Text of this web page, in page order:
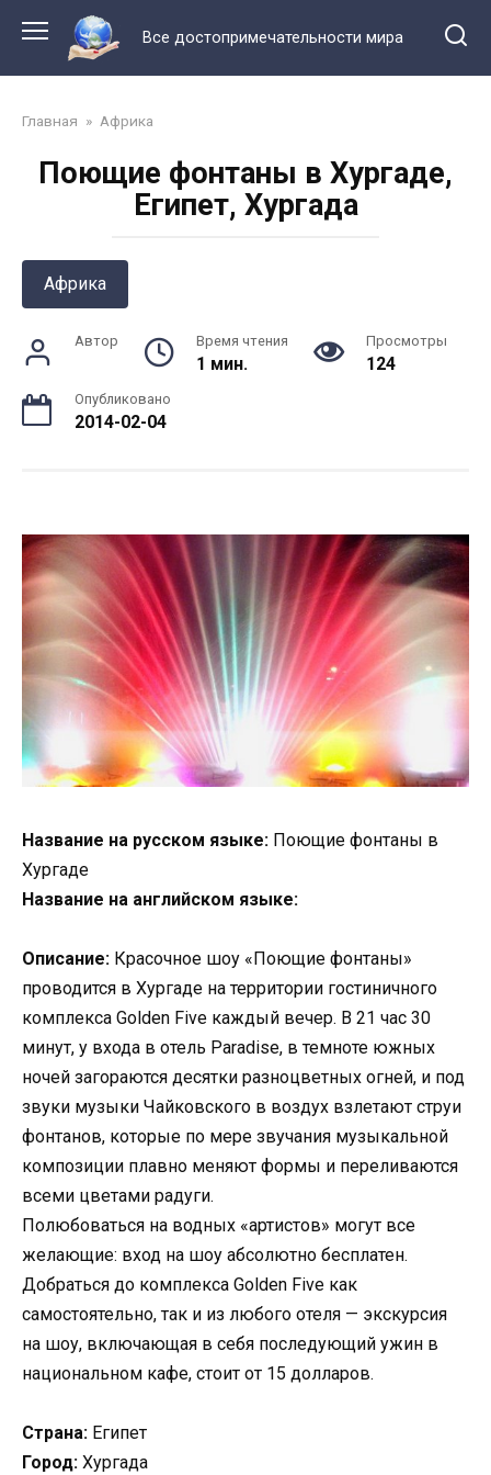
контенту
Все достопримечательности мира
Главная » Африка
Поющие фонтаны в Хургаде,
Египет, Хургада
Африка
Автор Время чтения
1 мин.
Просмотры
124
Опубликовано
2014-02-04
Название на русском языке: Поющие фонтаны в
Хургаде
Название на английском языке:
Описание: Красочное шоу «Поющие фонтаны»
проводится в Хургаде на территории гостиничного
комплекса Golden Five каждый вечер. В 21 час 30
минут, у входа в отель Paradise, в темноте южных
ночей загораются десятки разноцветных огней, и под
звуки музыки Чайковского в воздух взлетают струи
фонтанов, которые по мере звучания музыкальной
композиции плавно меняют формы и переливаются
всеми цветами радуги.
Полюбоваться на водных «артистов» могут все
желающие: вход на шоу абсолютно бесплатен.
Добраться до комплекса Golden Five как
самостоятельно, так и из любого отеля — экскурсия
на шоу, включающая в себя последующий ужин в
национальном кафе, стоит от 15 долларов.
Страна: Египет
Город: Хургада